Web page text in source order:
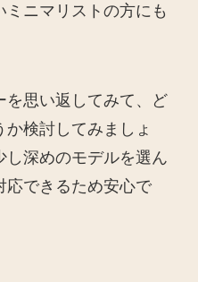
ニマリストの方にも
を思い返してみて、ど
検討してみましょ
し深めのモデルを選ん
応できるため安心で